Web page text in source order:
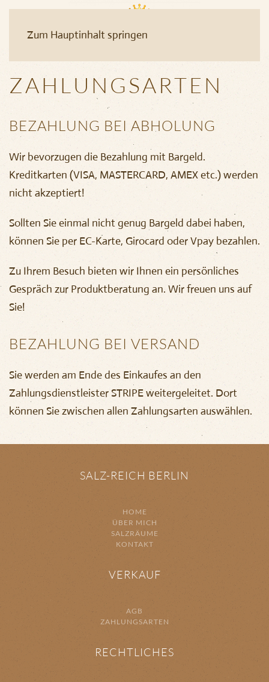
Zum Hauptinhalt springen
ZAHLUNGSARTEN
BEZAHLUNG BEI ABHOLUNG
Wir bevorzugen die Bezahlung mit Bargeld.
Kreditkarten (VISA, MASTERCARD, AMEX etc.) werden
nicht akzeptiert!
Sollten Sie einmal nicht genug Bargeld dabei haben,
können Sie per EC-Karte, Girocard oder Vpay bezahlen.
Zu Ihrem Besuch bieten wir Ihnen ein persönliches
Gespräch zur Produktberatung an. Wir freuen uns auf
Sie!
BEZAHLUNG BEI VERSAND
Sie werden am Ende des Einkaufes an den
Zahlungsdienstleister STRIPE weitergeleitet. Dort
können Sie zwischen allen Zahlungsarten auswählen.
SALZ-REICH BERLIN
HOME
ÜBER MICH
SALZRÄUME
KONTAKT
VERKAUF
AGB
ZAHLUNGSARTEN
RECHTLICHES